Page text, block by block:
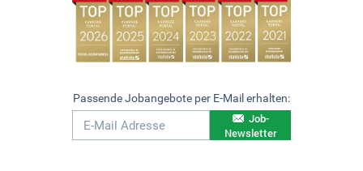
Passende Jobangebote per E-Mail erhalten:
Job-
Newsletter